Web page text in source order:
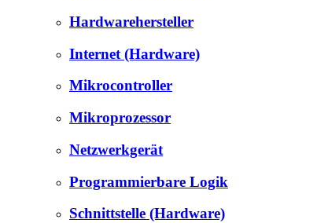
Hardwarehersteller
Internet (Hardware)
Mikrocontroller
Mikroprozessor
Netzwerkgerät
Programmierbare Logik
Schnittstelle (Hardware)